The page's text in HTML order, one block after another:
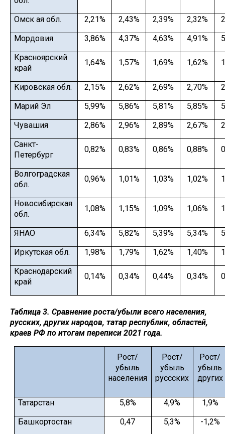
Омск ая обл.
2,21% 2,43% 2,39% 2,32%
Мордовия
3,86% 4,37% 4,63% 4,91%
Красноярский
край
1,64% 1,57% 1,69% 1,62%
Кировская обл. 2,15% 2,62% 2,69% 2,70%
Марий Эл
5,99% 5,86% 5,81% 5,85%
Чувашия
2,86% 2,96% 2,89% 2,67%
Санкт-
Петербург
0,82% 0,83% 0,86% 0,88%
Волгоградская
обл.
0,96% 1,01% 1,03% 1,02%
Новосибирская
обл.
1,08% 1,15% 1,09% 1,06%
ЯНАО 6,34% 5,82% 5,39% 5,34%
Иркутская обл.
1,98% 1,79% 1,62% 1,40%
Краснодарский
край
0,14% 0,34% 0,44% 0,34%
Таблица 3. Сравнение роста/убыли всего населения,
русских, других народов, татар республик, областей,
краев РФ по итогам переписи 2021 года.
Рост/
убыль
населения
Рост/
убыль
руссских
Рост/
убыль
других
Татарстан 5,8% 4,9%
1,9%
Башкортостан
0,47 5,3%
-1,2%